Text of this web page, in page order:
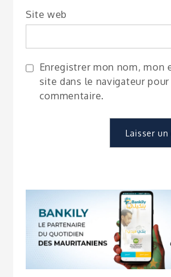
Site web
Enregistrer mon nom, mon
site dans le navigateur
commentaire.